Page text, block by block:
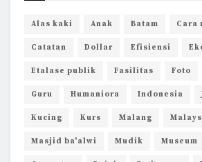
Alas kaki Anak Batam Cara
Catatan Dollar Efisiensi
Etalase publik Fasilitas Foto
Guru Humaniora Indonesia
Kucing Kurs Malang
Masjid ba'alwi Mudik Museum